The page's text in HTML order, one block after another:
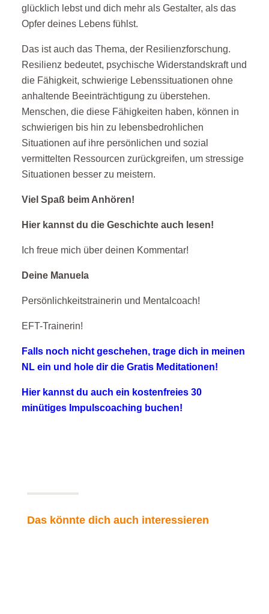
glücklich lebst und dich mehr als Gestalter, als das
Opfer deines Lebens fühlst.
Das ist auch das Thema, der Resilienzforschung.
Resilienz bedeutet, psychische Widerstandskraft und
die Fähigkeit, schwierige Lebenssituationen ohne
anhaltende Beeinträchtigung zu überstehen.
Menschen, die diese Fähigkeiten haben, können in
schwierigen bis hin zu lebensbedrohlichen
Situationen auf ihre persönlichen und sozial
vermittelten Ressourcen zurückgreifen, um stressige
Situationen besser zu meistern.
Viel Spaß beim Anhören!
Hier kannst du die Geschichte auch lesen!
Ich freue mich über deinen Kommentar!
Deine Manuela
Persönlichkeitstrainerin und Mentalcoach!
EFT-Trainerin!
Falls noch nicht geschehen, trage dich in meinen
NL ein und hole dir die Gratis Meditationen!
Hier kannst du auch ein kostenfreies 30
minütiges Impulscoaching buchen!
Das könnte dich auch interessieren